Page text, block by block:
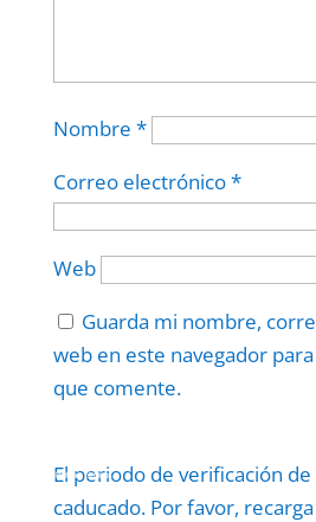
Nombre *
Correo electrónico*
Web
Guarda mi nombre,
web en este navegador
que comente.
El periodo de verificación de
caducado. Por favor,
Politica–Términos.